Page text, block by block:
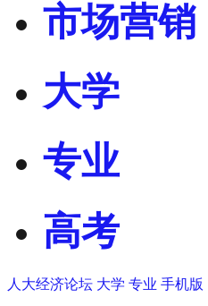
市场营销
大学
专业
高考
人大经济论坛 大学 专业 手机版